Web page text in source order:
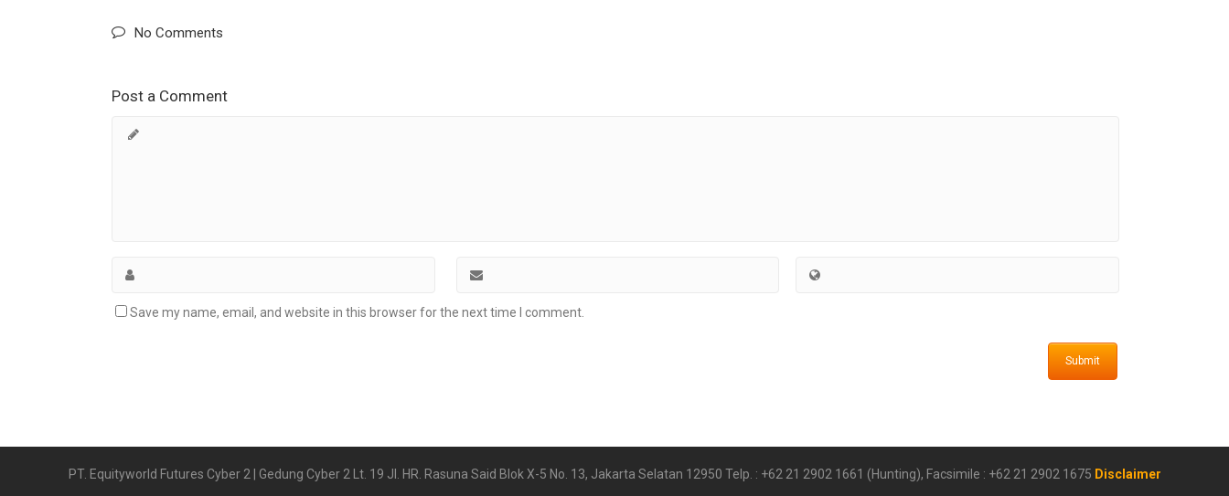
No Comments
Post a Comment
Save my name, email, and website in this browser for the next time I comment.
PT. Equityworld Futures Cyber 2 | Gedung Cyber 2 Lt. 19 Jl. HR. Rasuna Said Blok X-5 No. 13, Jakarta Selatan 12950 Telp. : +62 21 2902 1661 (Hunting), Facsimile : +62 21 2902 1675 Disclaimer